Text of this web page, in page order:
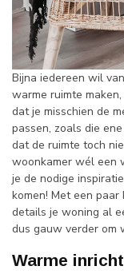
Bijna iedereen wil
warme ruimte
dat je misschien de
passen, zoals die
dat de ruimte toch
woonkamer wél een
je de nodige
komen! Met een
details je woning al
dus gauw verder om
Warme